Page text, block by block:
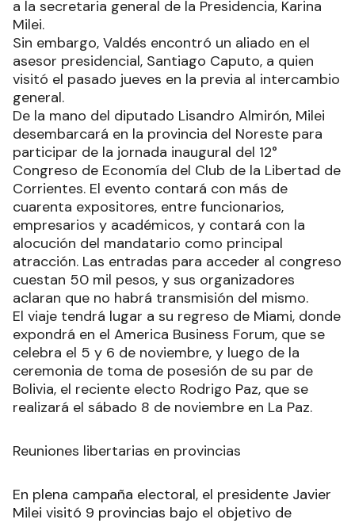
a la secretaria general de la Presidencia, Karina
Milei.
Sin embargo, Valdés encontró un aliado en el
asesor presidencial, Santiago Caputo, a quien
visitó el pasado jueves en la previa al intercambio
general.
De la mano del diputado Lisandro Almirón, Milei
desembarcará en la provincia del Noreste para
participar de la jornada inaugural del 12°
Congreso de Economía del Club de la Libertad de
Corrientes. El evento contará con más de
cuarenta expositores, entre funcionarios,
empresarios y académicos, y contará con la
alocución del mandatario como principal
atracción. Las entradas para acceder al congreso
cuestan 50 mil pesos, y sus organizadores
aclaran que no habrá transmisión del mismo.
El viaje tendrá lugar a su regreso de Miami, donde
expondrá en el America Business Forum, que se
celebra el 5 y 6 de noviembre, y luego de la
ceremonia de toma de posesión de su par de
Bolivia, el reciente electo Rodrigo Paz, que se
realizará el sábado 8 de noviembre en La Paz.
Reuniones libertarias en provincias
En plena campaña electoral, el presidente Javier
Milei visitó 9 provincias bajo el objetivo de